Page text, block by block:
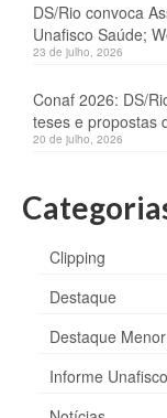
DS/Rio convoca
Unafisco Saúde;
23 de julho, 2026
Conaf 2026: DS/
teses e propostas
20 de julho, 2026
Clipping
Destaque
Destaque Menor
Informe